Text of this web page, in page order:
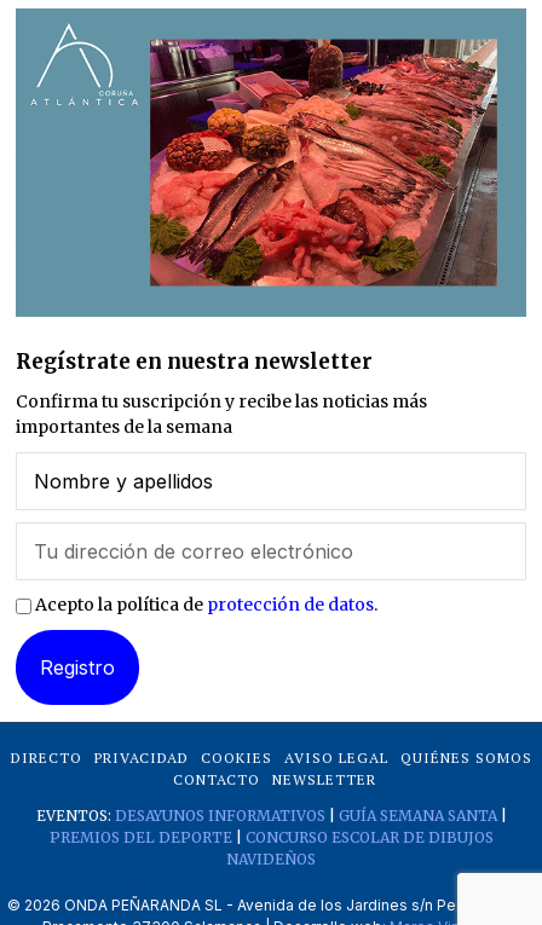
Regístrate en nuestra newsletter
Confirma tu suscripción y recibe las noticias más
importantes de la semana
Acepto la política de protección de datos.
DIRECTO PRIVACIDAD COOKIES AVISO LEGAL
QUIÉNES SOMOS
CONTACTO
NEWSLETTER
EVENTOS: DESAYUNOS INFORMATIVOS GUÍA SEMANA SANTA|
PREMIOS DEL DEPORTE| CONCURSO ESCOLAR DE DIBUJOS
NAVIDEÑOS
© 2026 ONDA PEÑARANDA SL - Avenida de los Jardines s/n Peñaranda de